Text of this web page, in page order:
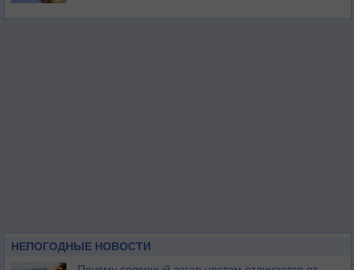
НЕПОГОДНЫЕ НОВОСТИ